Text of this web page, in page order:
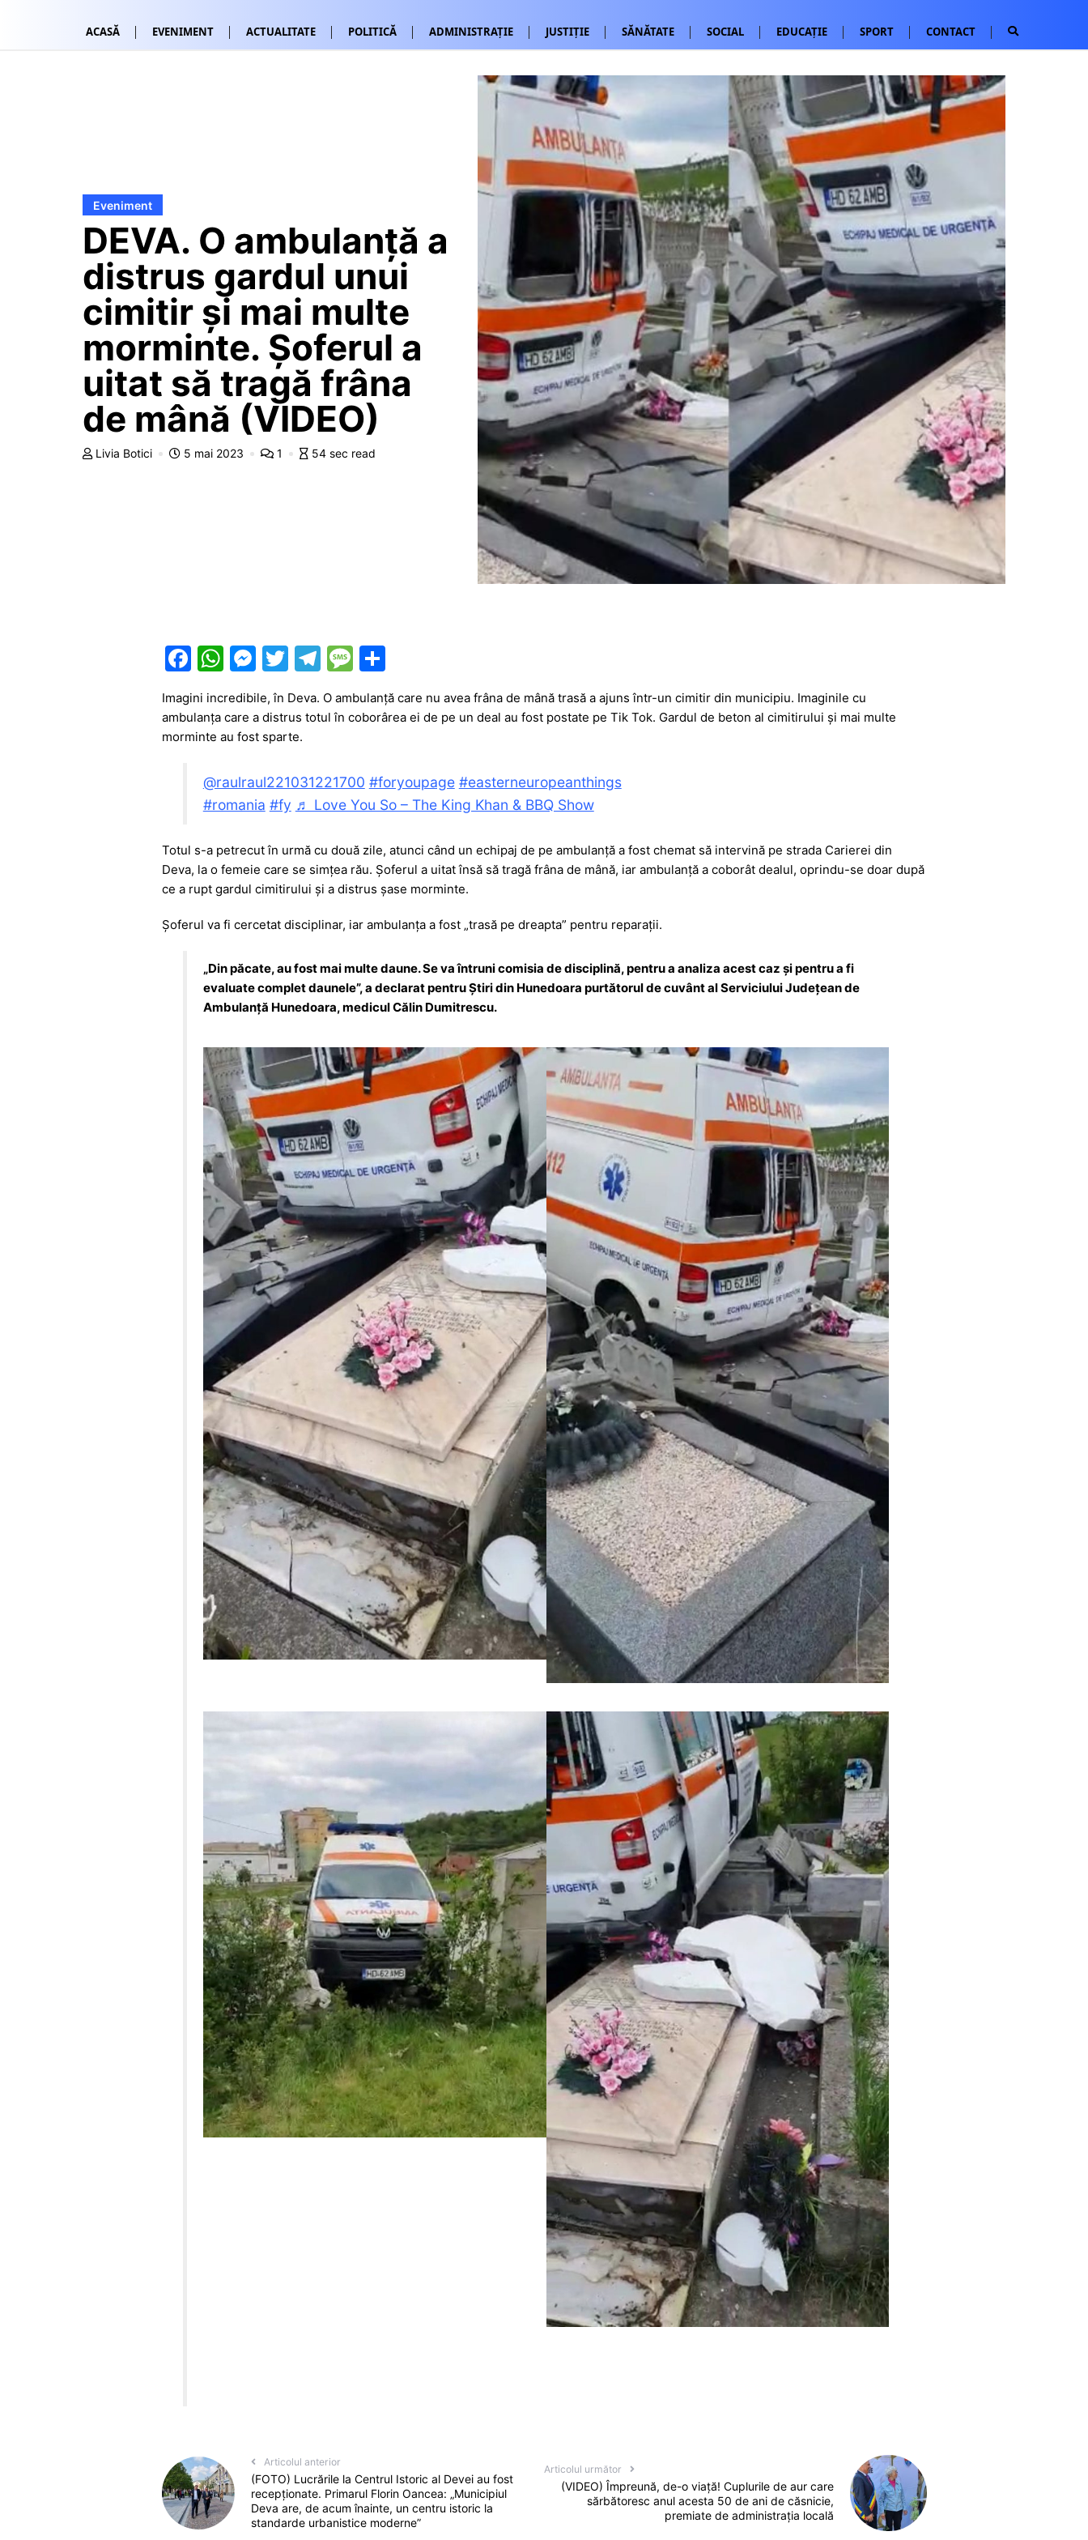
ACASĂ EVENIMENT ACTUALITATE POLITICĂ ADMINISTRAȚIE JUSTIȚIE SĂNĂTATE SOCIAL EDUCAȚIE SPORT CONTACT
Eveniment
DEVA. O ambulanță a
distrus gardul unui
cimitir și mai multe
morminte. Șoferul a
uitat să tragă frâna
de mână (VIDEO)
Livia Botici 5 mai 2023 1 54 sec read
F
a
c
e
o
o
k
W
at
s
p
p
M
s
s
n
g
er
T
itt
er
T
e
m
M
s
g
e
P
ta
z
ă
Imagini incredibile, în Deva. O ambulanță care nu avea frâna de mână trasă a ajuns într-un cimitir din municipiu. Imaginile cu
ambulanța care a distrus totul în coborârea ei de pe un deal au fost postate pe Tik Tok. Gardul de beton al cimitirului și mai multe
morminte au fost sparte.
@raulraul221031221700 #foryoupage #easterneuropeanthings
#romania #fy ♬ Love You So – The King Khan & BBQ Show
Totul s-a petrecut în urmă cu două zile, atunci când un echipaj de pe ambulanță a fost chemat să intervină pe strada Carierei din
Deva, la o femeie care se simțea rău. Șoferul a uitat însă să tragă frâna de mână, iar ambulanță a coborât dealul, oprindu-se doar după
ce a rupt gardul cimitirului și a distrus șase morminte.
Șoferul va fi cercetat disciplinar, iar ambulanța a fost „trasă pe dreapta” pentru reparații.
„Din păcate, au fost mai multe daune. Se va întruni comisia de disciplină, pentru a analiza acest caz și pentru a fi
evaluate complet daunele”, a declarat pentru Știri din Hunedoara purtătorul de cuvânt al Serviciului Județean de
Ambulanță Hunedoara, medicul Călin Dumitrescu.
Articolul anterior
(FOTO) Lucrările la Centrul Istoric al Devei au fost
recepționate. Primarul Florin Oancea: „Municipiul
Deva are, de acum înainte, un centru istoric la
standarde urbanistice moderne”
Articolul următor
(VIDEO) Împreună, de-o viață! Cuplurile de aur care
sărbătoresc anul acesta 50 de ani de căsnicie,
premiate de administrația locală